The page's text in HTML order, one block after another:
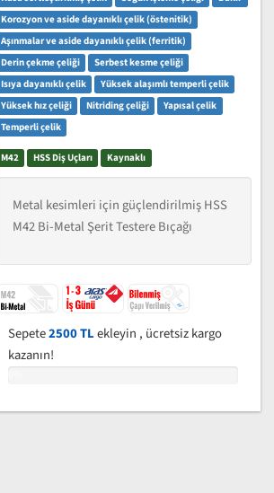
Korozyon ve aside dayanıklı çelik (östenitik)
Aşınmalar ve aside dayanıklı çelik (ferritik)
Derin çekme çeliği
Serbest kesme çeliği
Isıya dayanıklı çelik
Yüksek alaşımlı temperli çelik
Yüksek hız çeliği
Nitriding çeliği
Yapısal çelik
Temperli çelik
M42 HSS Diş Uçları Kaynaklı
Metal kesimleri için güçlendirilmiş HSS
M42 Bi-Metal Şerit Testere Bıçağı
Sepete2500 TLekleyin , ücretsiz kargo
kazanın!